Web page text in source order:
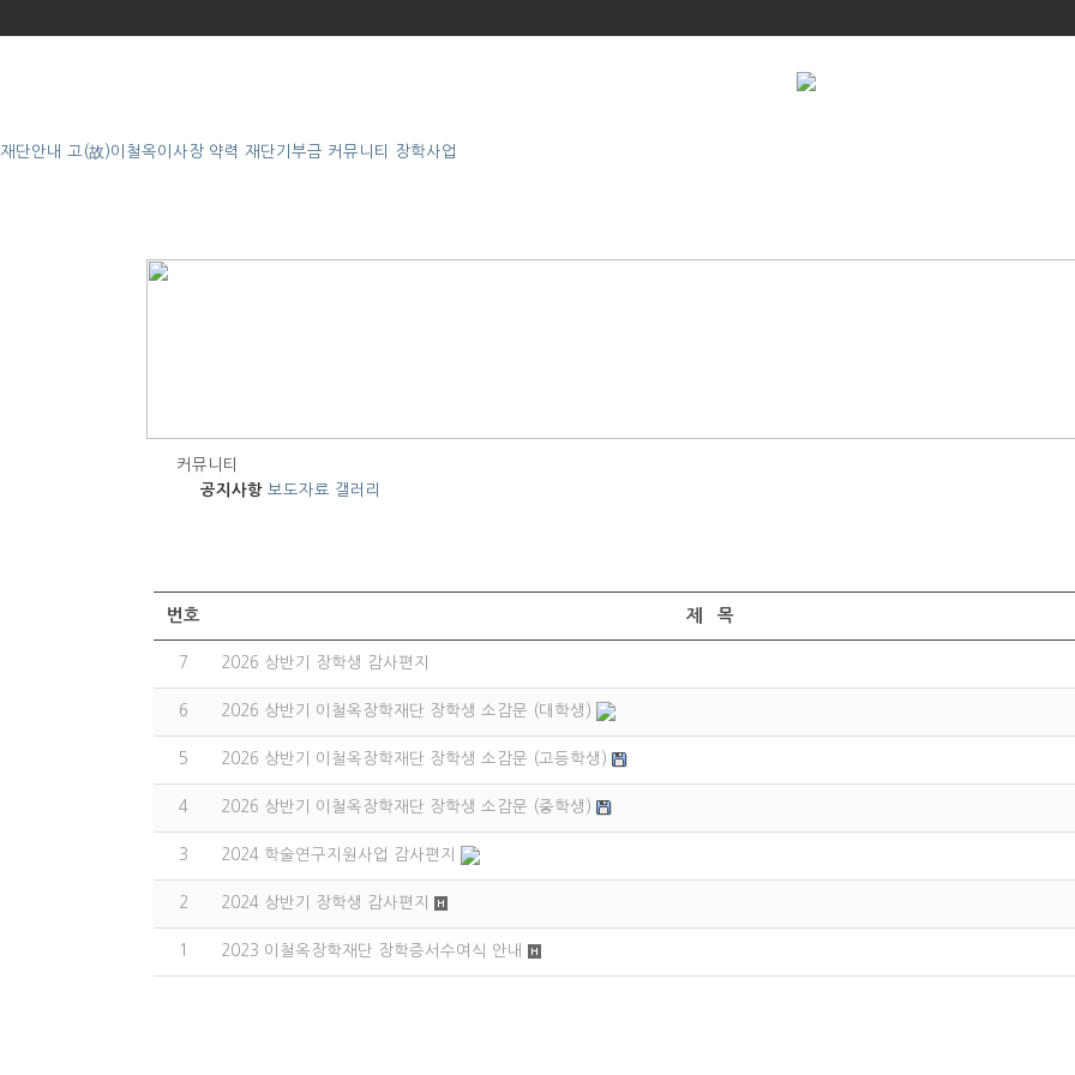
재단안내 고(故)이철옥이사장 약력 재단기부금 커뮤니티 장학사업
커뮤니티
공지사항 보도자료 갤러리
번호 제 목
7 2026 상반기 장학생 감사편지
6 2026 상반기 이철옥장학재단 장학생 소감문 (대학생)
5 2026 상반기 이철옥장학재단 장학생 소감문 (고등학생)
4 2026 상반기 이철옥장학재단 장학생 소감문 (중학생)
3 2024 학술연구지원사업 감사편지
2 2024 상반기 장학생 감사편지
1 2023 이철옥장학재단 장학증서수여식 안내